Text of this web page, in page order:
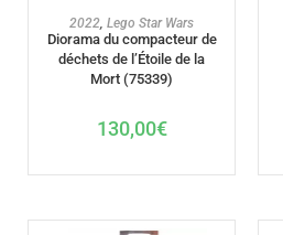
AJOUTER AU PANIER
2022, Lego Star Wars
Diorama du compacteur de
déchets de l’Étoile de la
Mort (75339)
130,00€